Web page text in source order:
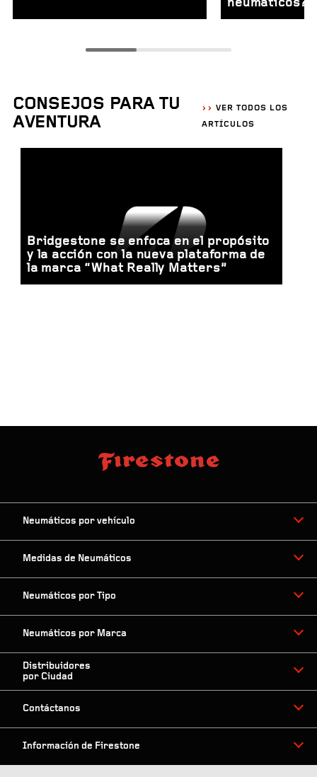
neumáticos?
CONSEJOS PARA TU
AVENTURA
VER TODOS LOS
ARTÍCULOS
Bridgestone se enfoca en el propósito
y la acción con la nueva plataforma de
la marca “What Really Matters”
Neumáticos por vehículo
Medidas de Neumáticos
Neumáticos por Tipo
Neumáticos por Marca
Distribuidores
por Ciudad
Contáctanos
Información de Firestone